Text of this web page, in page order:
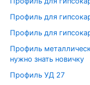
Профиль для
Профиль для
Профиль
нужно знать новичку
Профиль УД 27